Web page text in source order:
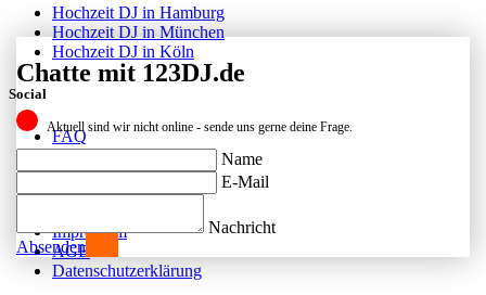
Hochzeit DJ in Hamburg
Hochzeit DJ in München
Hochzeit DJ in Köln
Social
FAQ
Facebook
Instagram
Impressum
AGB
Datenschutzerklärung
Chatte mit 123DJ.de
Aktuell sind wir nicht online - sende uns gerne deine Frage.
Name
E-Mail
Nachricht
Absenden